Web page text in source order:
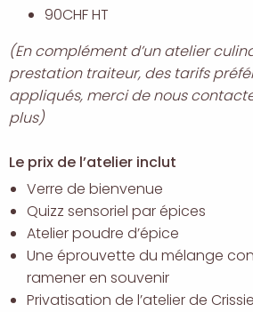
90CHF HT
(En complément d’un atelier
prestation traiteur, des tarifs
appliqués, merci de nous
plus)
Le prix de l’atelier inclut
Verre de bienvenue
Quizz sensoriel par épices
Atelier poudre d’épice
Une éprouvette du mélange
ramener en souvenir
Privatisation de l’atelier de